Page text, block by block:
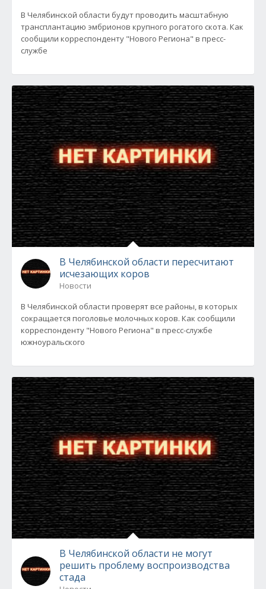
В Челябинской области будут проводить масштабную
трансплантацию эмбрионов крупного рогатого скота. Как
сообщили корреспонденту "Нового Региона" в пресс-
службе
В Челябинской области пересчитают
исчезающих коров
Новости
В Челябинской области проверят все районы, в которых
сокращается поголовье молочных коров. Как сообщили
корреспонденту "Нового Региона" в пресс-службе
южноуральского
В Челябинской области не могут
решить проблему воспроизводства
стада